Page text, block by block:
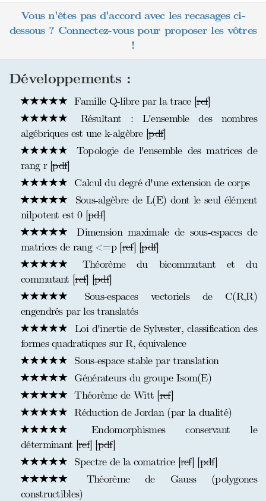
Vous n'êtes pas d'accord avec les recasages ci-
dessous ? Connectez-vous pour proposer les vôtres
!
Développements :
Famille Q-libre par la trace [ref]
Résultant : L'ensemble des nombres
algébriques est une k-algèbre [pdf]
Topologie de l'ensemble des matrices de
rang r [pdf]
Calcul du degré d'une extension de corps
Sous-algèbre de L(E) dont le seul élément
nilpotent est 0 [pdf]
Dimension maximale de sous-espaces de
matrices de rang <=p [ref] [pdf]
Théorème du bicommutant et du
commutant [ref] [pdf]
Sous-espaces vectoriels de C(R,R)
engendrés par les translatés
Loi d'inertie de Sylvester, classification des
formes quadratiques sur R, équivalence
Sous-espace stable par translation
Générateurs du groupe Isom(E)
Théorème de Witt [ref]
Réduction de Jordan (par la dualité)
Endomorphismes conservant le
déterminant [ref] [pdf]
Spectre de la comatrice [ref] [pdf]
Théorème de Gauss (polygones
constructibles)